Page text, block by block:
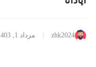
zhk2024 مرداد 1, 1403